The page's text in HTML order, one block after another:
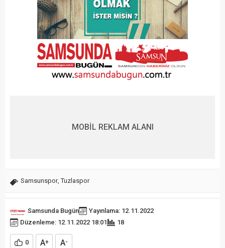
MOBİL REKLAM ALANI
Samsunspor,Tuzlaspor
Samsunda Bugün
Yayınlama: 12.11.2022
Düzenleme: 12.11.2022 18:01
18
0 A+ A-